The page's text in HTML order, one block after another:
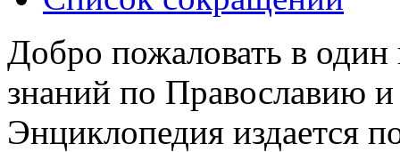
Добро пожаловать в
знаний по Православию
Энциклопедия издается